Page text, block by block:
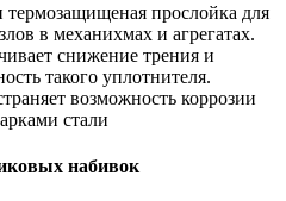
прослойка для
в механихмах и агрегатах.
снижение трения и
такого уплотнителя.
возможность коррозии
стали
набивок